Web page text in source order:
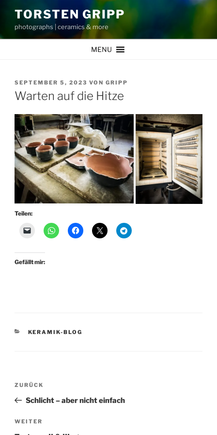
Inhalt
springen
TORSTEN GRIPP
photographs | ceramics & more
MENU
VERÖFFENTLICHT
AM
SEPTEMBER 5, 2023 VON GRIPP
Warten auf die Hitze
Teilen:
Gefällt mir:
KATEGORIEN
KERAMIK-BLOG
Beitragsnavigation
Vorheriger
Beitrag
ZURÜCK
Schlicht – aber nicht einfach
Nächster
WEITER